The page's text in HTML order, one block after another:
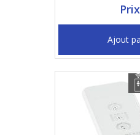
Ajout